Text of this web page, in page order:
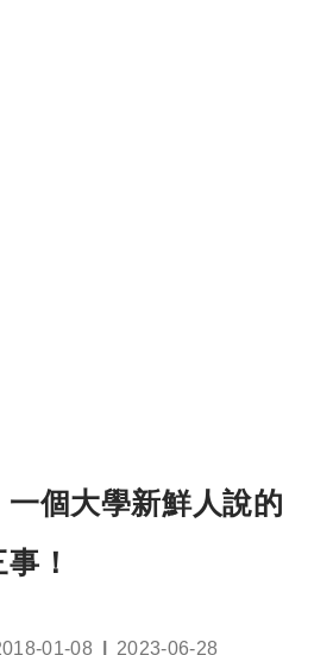
一個大學新鮮人說的
！
01-08
Post
2023-06-28